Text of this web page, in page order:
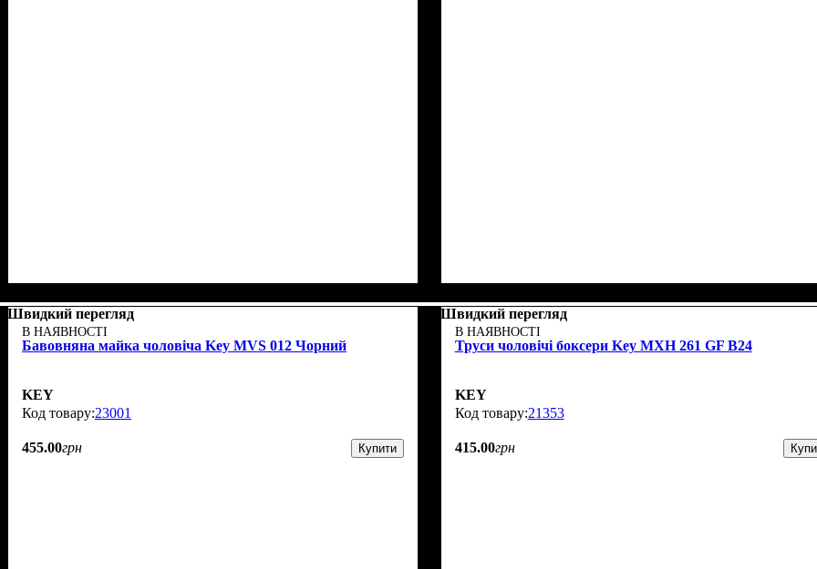
Швидкий перегляд
В НАЯВНОСТІ
Бавовняна майка чоловіча Key MVS 012 Чорний
KEY
23001
455.00грн Купити
Швидкий перегляд
В НАЯВНОСТІ
Труси чоловічі боксери Key MXH 261 GF B24
KEY
21353
415.00грн